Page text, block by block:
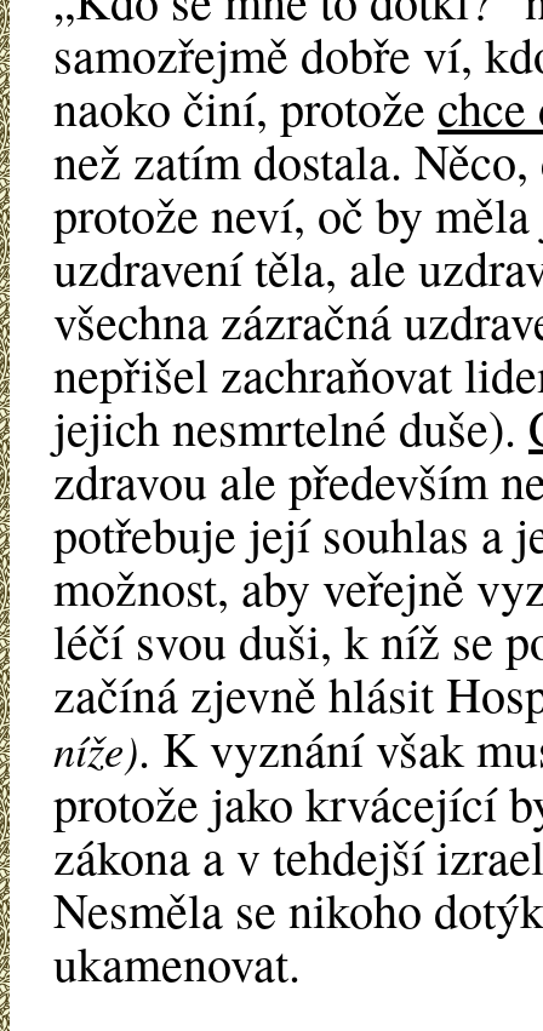
samozřejmě dobře ví,
naoko činí, protože
než zatím dostala.
protože neví, oč by
uzdravení těla, ale
všechna zázračná
nepřišel zachraňovat
jejich nesmrtelné duše).
zdravou ale především
potřebuje její souhlas a
možnost, aby veřejně
léčí svou duši, k níž se
začíná zjevně hlásit
níže). K vyznání však
protože jako krvácející
zákona a v tehdejší
Nesměla se nikoho
ukamenovat.